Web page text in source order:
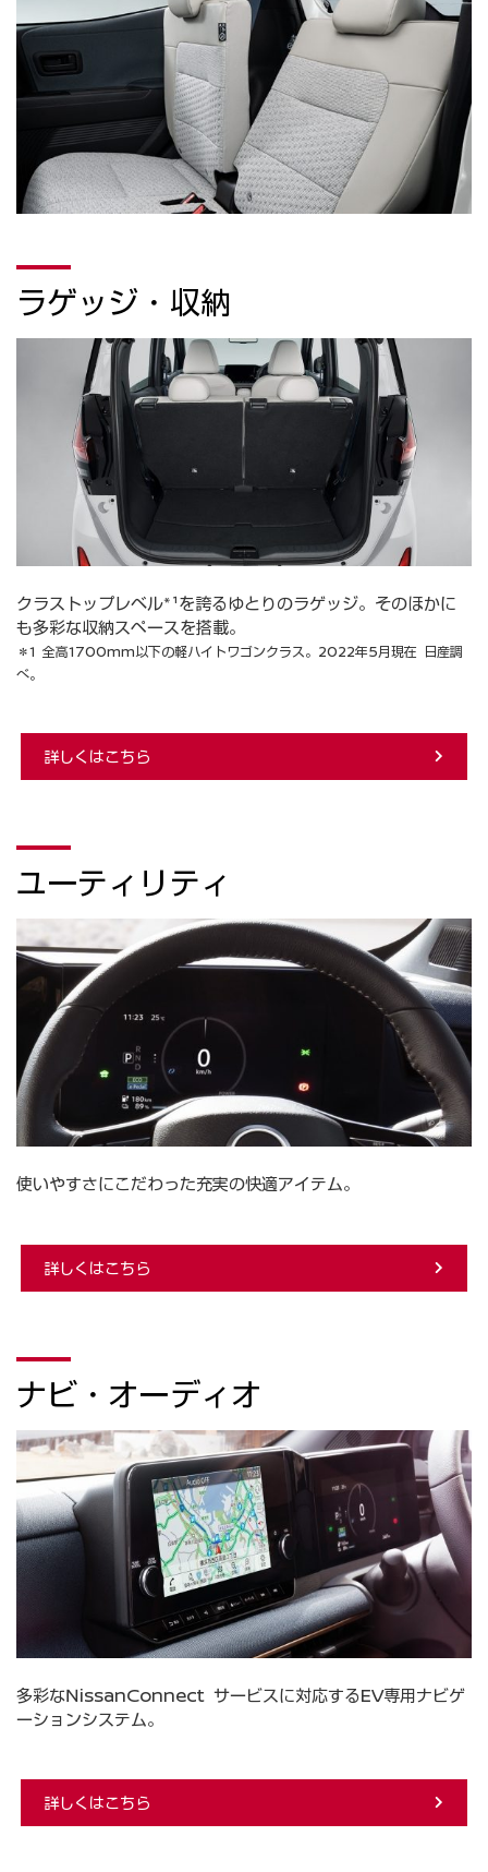
ラゲッジ・収納
クラストップレベル*¹を誇るゆとりのラゲッジ。そのほかに
も多彩な収納スペースを搭載。
＊1 全高1700mm以下の軽ハイトワゴンクラス。2022年5月現在 日産調
べ。
詳しくはこちら
ユーティリティ
使いやすさにこだわった充実の快適アイテム。
詳しくはこちら
ナビ・オーディオ
多彩なNissanConnect サービスに対応するEV専用ナビゲ
ーションシステム。
詳しくはこちら